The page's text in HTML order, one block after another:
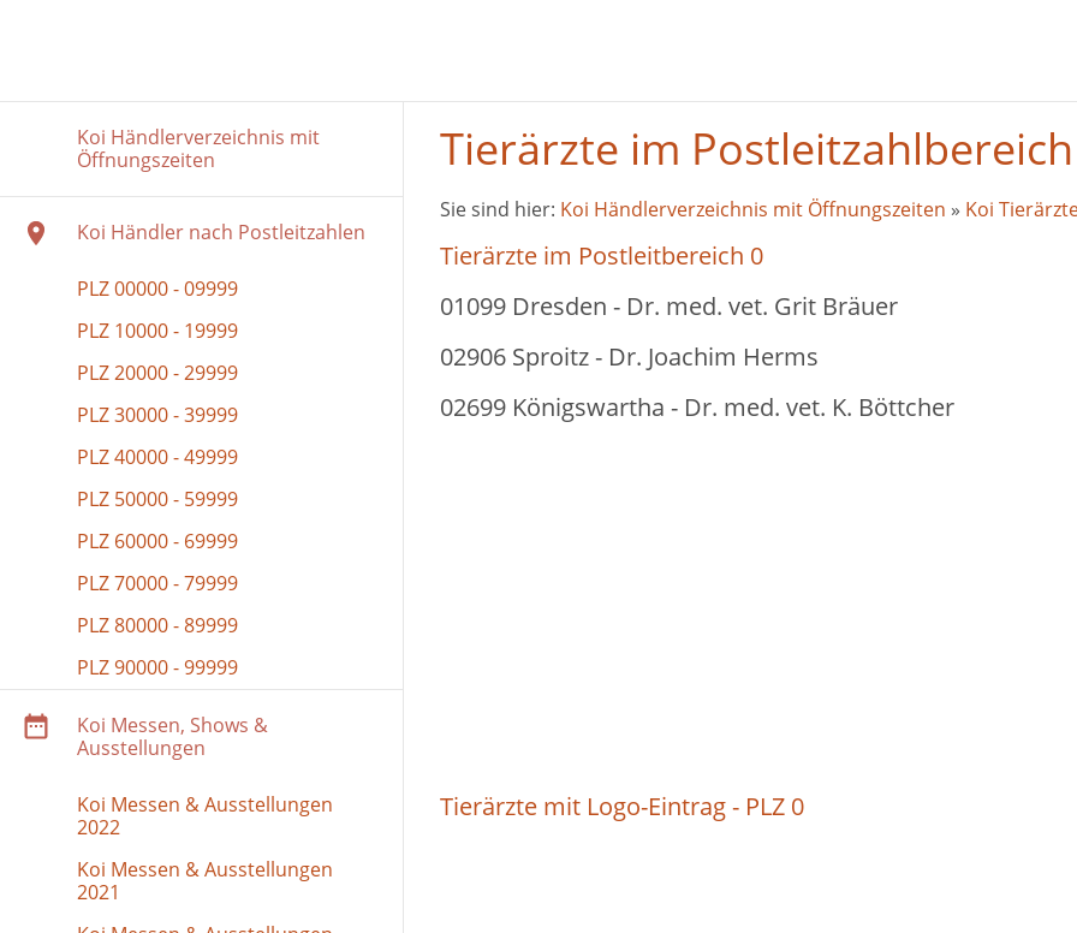
Koi Händlerverzeichnis mit
Öffnungszeiten
Koi Händler nach Postleitzahlen
PLZ 00000 - 09999
PLZ 10000 - 19999
PLZ 20000 - 29999
PLZ 30000 - 39999
PLZ 40000 - 49999
PLZ 50000 - 59999
PLZ 60000 - 69999
PLZ 70000 - 79999
PLZ 80000 - 89999
PLZ 90000 - 99999
Koi Messen, Shows &
Ausstellungen
Koi Messen & Ausstellungen
2022
Koi Messen & Ausstellungen
2021
Tierärzte im
Sie sind hier: Koi Händlerverzeichnis mit Öffnungszeiten » Koi
Tierärzte im Postleitbereich 0
01099 Dresden - Dr. med. vet. Grit Bräuer
02906 Sproitz - Dr. Joachim Herms
02699 Königswartha - Dr. med. vet. K. Böttcher
Tierärzte mit Logo-Eintrag - PLZ 0